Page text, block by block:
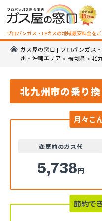
プロパンガス・LPガスの地域最安料金を
ガス屋の窓口 | プロパンガス
州・沖縄エリア > 福岡県 > 北
北九州市の乗り
月々こ
変更前のガス代
5,738円
節約で